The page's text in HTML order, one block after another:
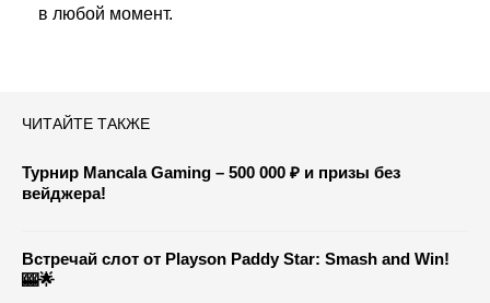
в любой момент.
ЧИТАЙТЕ ТАКЖЕ
Турнир Mancala Gaming – 500 000 ₽ и призы без
вейджера!
Встречай слот от Playson Paddy Star: Smash and Win!
🎰🌟